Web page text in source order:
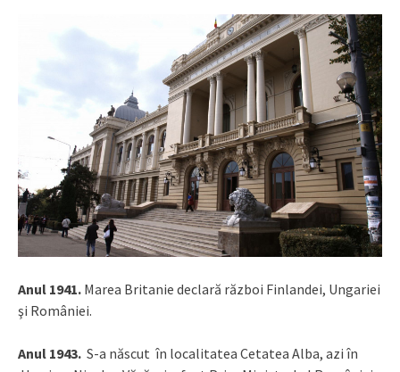
Anul 1941. Marea Britanie declară război Finlandei, Ungariei
şi României.
Anul 1943. S-a născut în localitatea Cetatea Alba, azi în